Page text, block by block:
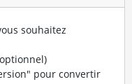
souhaitez
pour convertir